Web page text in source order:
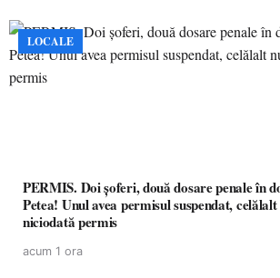
LOCALE
PERMIS. Doi șoferi, două dosare penale în
Petea! Unul avea permisul suspendat,
niciodată permis
acum 1 ora